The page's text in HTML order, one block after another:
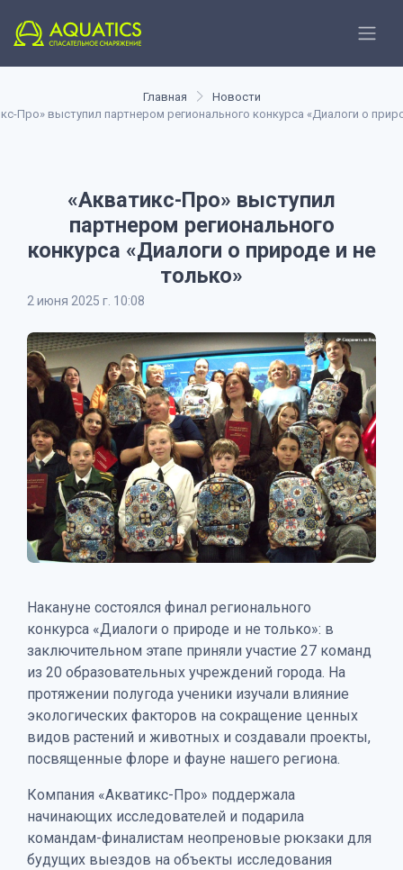
Главная
Новости
Про» выступил партнером регионального конкурса «Диалоги о
«Акватикс-Про» выступил
партнером регионального
конкурса «Диалоги о природе и не
только»
2 июня 2025 г. 10:08
Накануне состоялся финал регионального
конкурса «Диалоги о природе и не только»: в
заключительном этапе приняли участие 27 команд
из 20 образовательных учреждений города. На
протяжении полугода ученики изучали влияние
экологических факторов на сокращение ценных
видов растений и животных и создавали проекты,
посвященные флоре и фауне нашего региона.
Компания «Акватикс-Про» поддержала
начинающих исследователей и подарила
командам-финалистам неопреновые рюкзаки для
будущих выездов на объекты исследования